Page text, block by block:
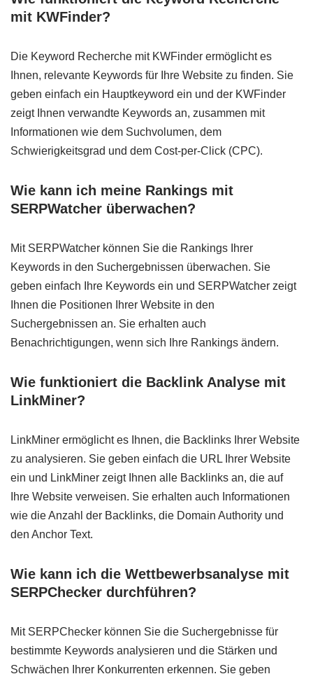
mit KWFinder?
Die Keyword Recherche mit KWFinder ermöglicht es
Ihnen, relevante Keywords für Ihre Website zu finden. Sie
geben einfach ein Hauptkeyword ein und der KWFinder
zeigt Ihnen verwandte Keywords an, zusammen mit
Informationen wie dem Suchvolumen, dem
Schwierigkeitsgrad und dem Cost-per-Click (CPC).
Wie kann ich meine Rankings mit
SERPWatcher überwachen?
Mit SERPWatcher können Sie die Rankings Ihrer
Keywords in den Suchergebnissen überwachen. Sie
geben einfach Ihre Keywords ein und SERPWatcher zeigt
Ihnen die Positionen Ihrer Website in den
Suchergebnissen an. Sie erhalten auch
Benachrichtigungen, wenn sich Ihre Rankings ändern.
Wie funktioniert die Backlink Analyse mit
LinkMiner?
LinkMiner ermöglicht es Ihnen, die Backlinks Ihrer Website
zu analysieren. Sie geben einfach die URL Ihrer Website
ein und LinkMiner zeigt Ihnen alle Backlinks an, die auf
Ihre Website verweisen. Sie erhalten auch Informationen
wie die Anzahl der Backlinks, die Domain Authority und
den Anchor Text.
Wie kann ich die Wettbewerbsanalyse mit
SERPChecker durchführen?
Mit SERPChecker können Sie die Suchergebnisse für
bestimmte Keywords analysieren und die Stärken und
Schwächen Ihrer Konkurrenten erkennen. Sie geben